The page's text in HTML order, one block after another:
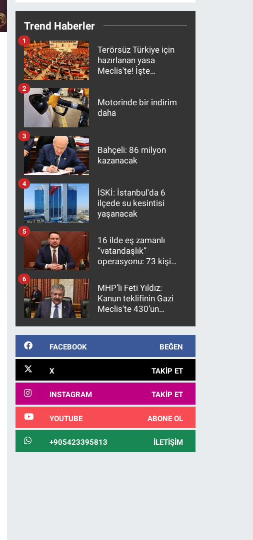
Trend Haberler
Terörsüz Türkiye için
hazırlanan yasa
Meclis'te! İşte
1
Motorinde bir indirim
daha
2
Bahçeli: 86 milyon
kazanacak
3
İSKİ: İstanbul'da 6
ilçede su kesintisi
yaşanacak
4
16 ilde eş zamanlı
“vatandaşlık”
operasyonu: 73 kişi
5
MHP’li Feti Yıldız:
Kanun teklifinin Gazi
Meclis'te 430’un
kanunlaşacağı
6
FACEBOOK BEĞEN
X TAKIP ET
INSTAGRAM TAKIP ET
YOUTUBE ABONE OL
+905423395813 İLETIŞIM